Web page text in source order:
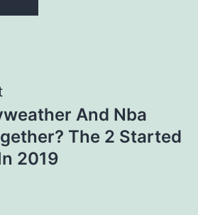
And Nba
The 2 Started
2019